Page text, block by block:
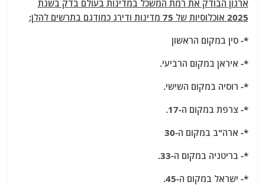
at
s
A
p
p
e
g
ra
m
ai
l
itt
c
ארגון הבודק את רמת המשכל במדינות בעולם בדק בשנת
2025 אוכלוסיות של 75 מדינות ודירג כמודגם בתרשים להלן:
*- סין במקום הראשון
*- איראן במקום הרביעי.
*- רוסיה במקום השישי.
*- צרפת במקום ה-17.
*- ארה"ב במקום ה-30
*- בריטניה במקום ה-33.
*- ישראל במקום ה-45.